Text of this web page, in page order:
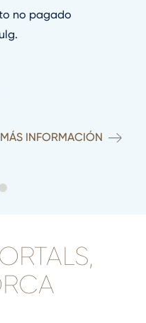
no pagado
MÁS INFORMACIÓN